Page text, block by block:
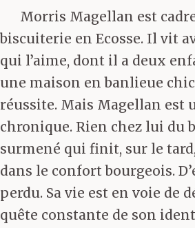
Morris Magellan est
biscuiterie en Ecosse. Il vit
qui l’aime, dont il a deux
une maison en banlieue
réussite. Mais Magellan est
chronique. Rien chez lui du
surmené qui finit, sur le
dans le confort bourgeois.
perdu. Sa vie est en voie de
quête constante de son